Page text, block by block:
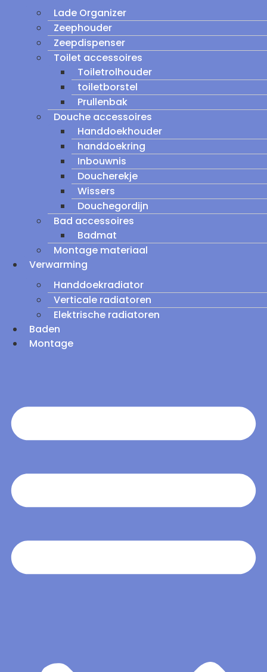
Lade Organizer
Zeephouder
Zeepdispenser
Toilet accessoires
Toiletrolhouder
toiletborstel
Prullenbak
Douche accessoires
Handdoekhouder
handdoekring
Inbouwnis
Doucherekje
Wissers
Douchegordijn
Bad accessoires
Badmat
Montage materiaal
Verwarming
Handdoekradiator
Verticale radiatoren
Elektrische radiatoren
Baden
Montage